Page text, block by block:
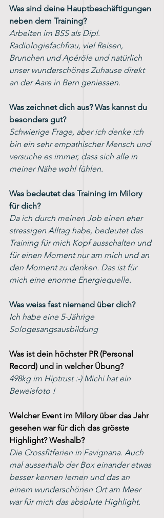
Was sind deine Hauptbeschäftigungen
neben dem Training?
Arbeiten im BSS als Dipl.
Radiologiefachfrau, viel Reisen,
Brunchen und Apéröle und natürlich
unser wunderschönes Zuhause direkt
an der Aare in Bern geniessen.
Was zeichnet dich aus? Was kannst du
besonders gut?
Schwierige Frage, aber ich denke ich
bin ein sehr empathischer Mensch und
versuche es immer, dass sich alle in
meiner Nähe wohl fühlen.
Was bedeutet das Training im Milory
für dich?
Da ich durch meinen Job einen eher
stressigen Alltag habe, bedeutet das
Training für mich Kopf ausschalten und
für einen Moment nur am mich und an
den Moment zu denken. Das ist für
mich eine enorme Energiequelle.
Was weiss fast niemand über dich?
Ich habe eine 5-Jährige
Sologesangsausbildung
Was ist dein höchster PR (Personal
Record) und in welcher Übung?
498kg im Hiptrust :-) Michi hat ein
Beweisfoto !
Welcher Event im Milory über das Jahr
gesehen war für dich das grösste
Highlight? Weshalb?
Die Crossfitferien in Favignana. Auch
mal ausserhalb der Box einander etwas
besser kennen lernen und das an
einem wunderschönen Ort am Meer
war für mich das absolute Highlight.